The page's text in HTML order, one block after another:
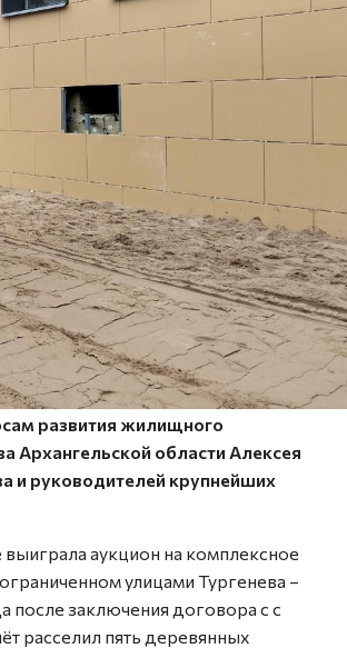
развития жилищного
Архангельской области Алексея
и руководителей крупнейших
аукцион на комплексное
улицами Тургенева –
после заключения договора с с
расселил пять деревянных